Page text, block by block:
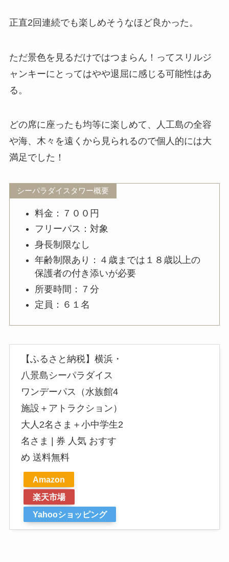
正直2回連続でも楽しめそうなほど良かった。
ただ景色を見るだけではつまらん！ってスリルジ
ャンキーにとってはやや退屈に感じる可能性はあ
る。
どの席に座ったも均等に楽しめて、人工島の全容
や海、木々を遠くから見られるので個人的には大
満足でした！
シーパラダイスタワー概要
料金：７００円
フリーパス：対象
身長制限なし
年齢制限あり：４歳までは１８歳以上の
保護者の付き添いが必要
所要時間：７分
定員：６１名
【ふるさと納税】横浜・
八景島シーパラダイス
ワンデーパス（水族館4
施設＋アトラクション）
大人2名さま＋小中学生2
名さま | 券 人気 おすす
め 送料無料
Amazon
楽天市場
Yahooショッピング